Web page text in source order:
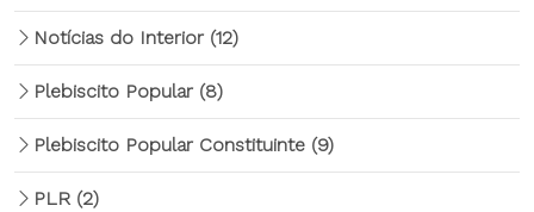
Notícias do Interior (12)
Plebiscito Popular (8)
Plebiscito Popular Constituinte (9)
PLR (2)